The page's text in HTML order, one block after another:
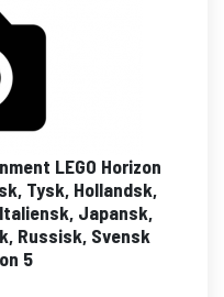
LEGO Horizon
Tysk, Hollandsk,
Japansk,
Russisk, Svensk
5